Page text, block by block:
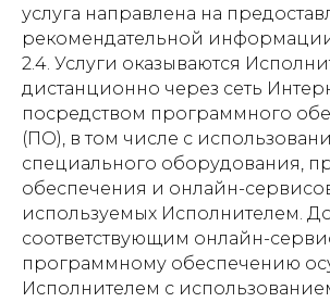
услуга направлена на
рекомендательной
2.4. Услуги оказываются
дистанционно через сеть
посредством программного
(ПО), в том числе с
специального оборудования,
обеспечения и онлайн-
используемых Исполнителем.
соответствующим онлайн-
программному обеспечению
Исполнителем с